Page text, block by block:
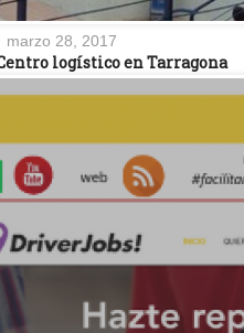
marzo 28, 2017
logístico en Tarragona